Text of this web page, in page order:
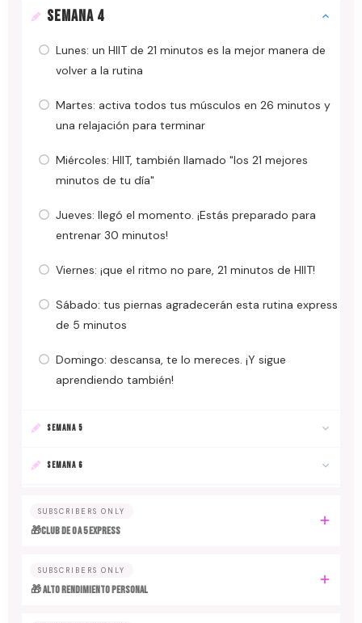
SEMANA 4
Lunes: un HIIT de 21 minutos es la mejor manera de
volver a la rutina
Martes: activa todos tus músculos en 26 minutos y
una relajación para terminar
Miércoles: HIIT, también llamado "los 21 mejores
minutos de tu día"
Jueves: llegó el momento. ¡Estás preparado para
entrenar 30 minutos!
Viernes: ¡que el ritmo no pare, 21 minutos de HIIT!
Sábado: tus piernas agradecerán esta rutina express
de 5 minutos
Domingo: descansa, te lo mereces. ¡Y sigue
aprendiendo también!
SEMANA 5
SEMANA 6
SUBSCRIBERS ONLY
🎁Club de 0 a 5 EXPRESS
SUBSCRIBERS ONLY
🎁 ALTO RENDIMIENTO PERSONAL